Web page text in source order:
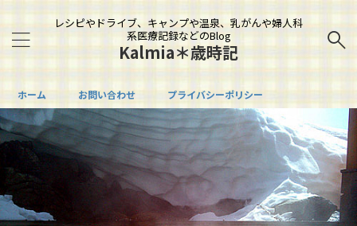
レシピやドライブ、キャンプや温泉、乳がんや婦人科
系医療記録などのBlog
Kalmia＊歳時記
ホーム お問い合わせ プライバシーポリシー